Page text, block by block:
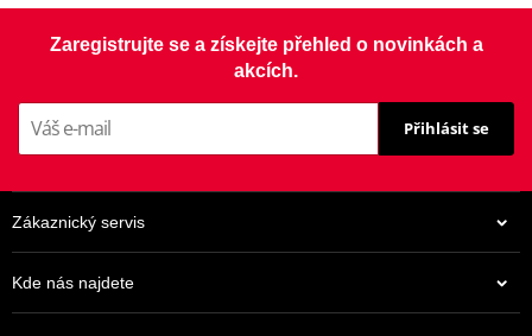
Zaregistrujte se a získejte přehled o novinkách a
akcích.
Přihlásit se
Zákaznický servis
Kde nás najdete